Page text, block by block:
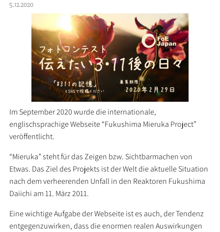
5.12.2020
Im September 2020 wurde die internationale,
englischsprachige Webseite “Fukushima Mieruka Project”
veröffentlicht.
“Mieruka” steht für das Zeigen bzw. Sichtbarmachen von
Etwas. Das Ziel des Projekts ist der Welt die aktuelle Situation
nach dem verheerenden Unfall in den Reaktoren Fukushima
Daiichi am 11. März 2011.
Eine wichtige Aufgabe der Webseite ist es auch, der Tendenz
entgegenzuwirken, dass die enormen realen Auswirkungen